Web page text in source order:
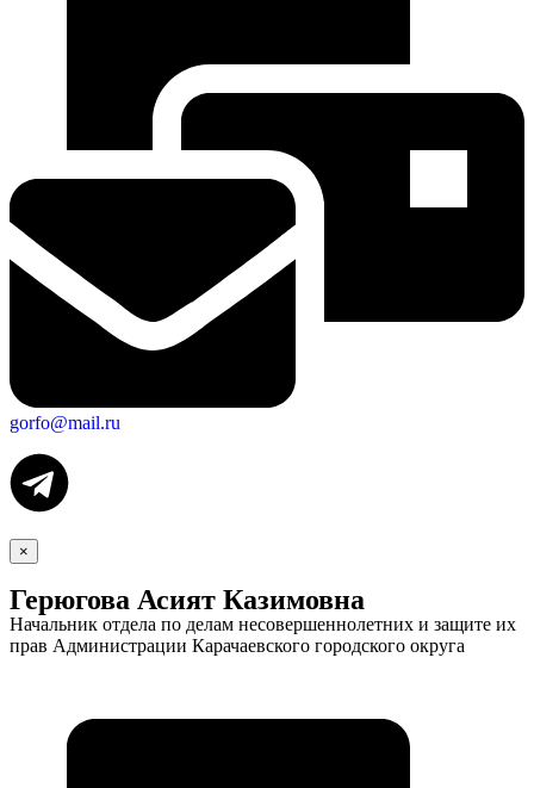
Экономика
gorfo@mail.ru
×
Герюгова Асият Казимовна
Начальник отдела по делам несовершеннолетних и защите их
прав Администрации Карачаевского городского округа